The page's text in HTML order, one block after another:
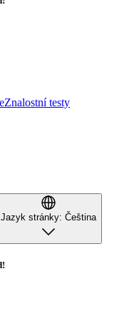
Znalostní testy
Jazyk stránky: Čeština